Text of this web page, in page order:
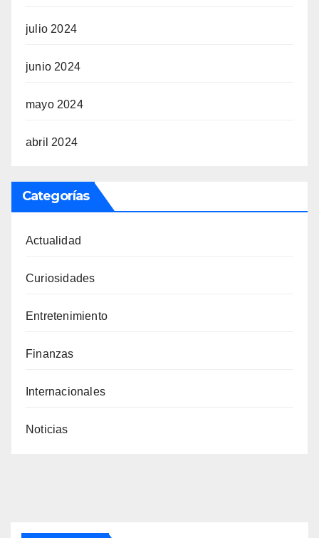
julio 2024
junio 2024
mayo 2024
abril 2024
Categorías
Actualidad
Curiosidades
Entretenimiento
Finanzas
Internacionales
Noticias